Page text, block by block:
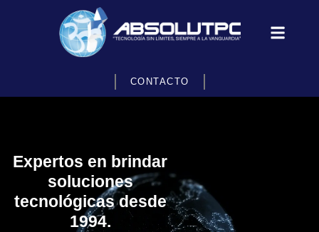
CONTACTO
Expertos en brindar
soluciones
tecnológicas desde
1994.